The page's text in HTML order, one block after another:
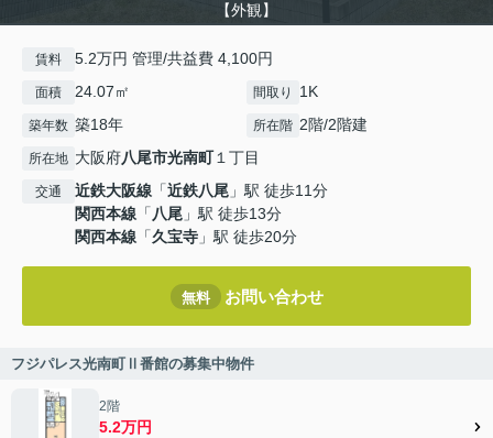
【外観】
賃料 5.2万円 管理/共益費 4,100円
面積 24.07㎡ 間取り 1K
築年数 築18年 所在階 2階/2階建
所在地 大阪府八尾市光南町１丁目
交通 近鉄大阪線 「近鉄八尾 」駅 徒歩11分
関西本線 「八尾 」駅 徒歩13分
関西本線 「久宝寺 」駅 徒歩20分
無料 お問い合わせ
フジパレス光南町Ⅱ番館の募集中物件
2階
5.2万円